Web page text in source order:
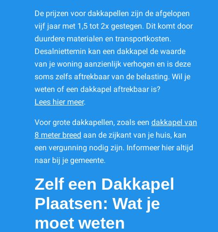
De prijzen voor dakkapellen zijn de afgelopen
vijf jaar met 1,5 tot 2x gestegen. Dit komt door
duurdere materialen en transportkosten.
Desalniettemin kan een dakkapel de waarde
van je woning aanzienlijk verhogen en is deze
soms zelfs aftrekbaar van de belasting. Wil je
weten of een dakkapel aftrekbaar is?
Lees hier meer.
Voor grote dakkapellen, zoals een dakkapel van
8 meter breed aan de zijkant van je huis, kan
een vergunning nodig zijn. Informeer hier altijd
naar bij je gemeente.
Zelf een Dakkapel
Plaatsen: Wat je
moet weten